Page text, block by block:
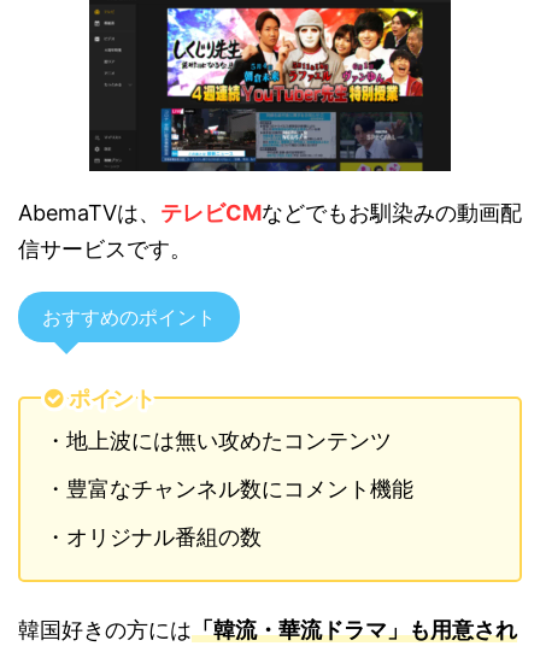
AbemaTVは、 テレビCMなどでもお馴染みの動画配
信サービスです。
おすすめのポイント
ポイント
・地上波には無い攻めたコンテンツ
・豊富なチャンネル数にコメント機能
・オリジナル番組の数
韓国好きの方には「韓流・華流ドラマ」も用意され